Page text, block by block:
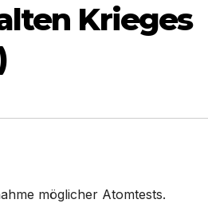
Krieges
möglicher Atomtests.